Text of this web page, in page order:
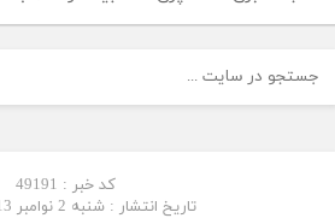
کد خبر : 49191
تاریخ انتشار : شنبه 2 نوامبر 2013 - 2:03